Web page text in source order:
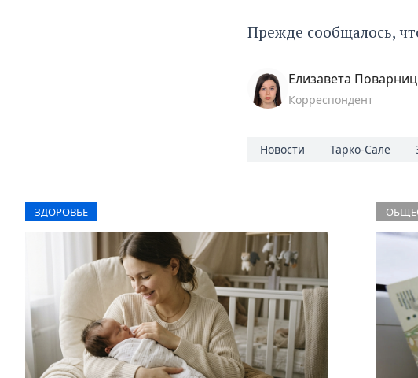
Прежде сообщалось,
Елизавета
Корреспондент
Новости Тарко-Сале
ЗДОРОВЬЕ